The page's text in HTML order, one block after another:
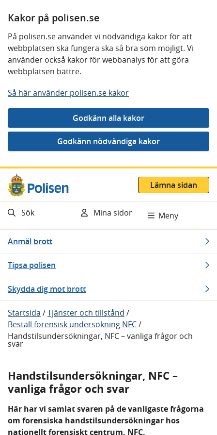
Kakor på polisen.se
På polisen.se använder vi nödvändiga kakor för att
webbplatsen ska fungera ska så bra som möjligt. Vi
använder också kakor för webbanalys för att göra
webbplatsen bättre.
Så här använder polisen.se kakor
Gå direkt till innehåll
Lämna sidan
Sök Mina sidor Meny
Anmäl brott
Tipsa polisen
Skydda dig mot brott
Startsida /Tjänster och tillstånd /
Beställ forensisk undersökning NFC/
Handstilsundersökningar, NFC – vanliga frågor och
svar
Handstilsundersökningar, NFC –
vanliga frågor och svar
Här har vi samlat svaren på de vanligaste frågorna
om forensiska handstilsundersökningar hos
nationellt forensiskt centrum, NFC.